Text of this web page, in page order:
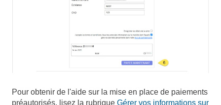
Pour obtenir de l'aide sur la mise en place de paiements
préautorisés, lisez la rubrique Gérer vos informations sur